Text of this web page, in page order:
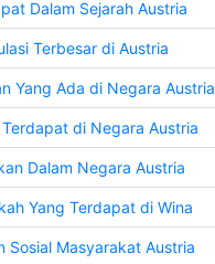
Dalam Sejarah Austria
Terbesar di Austria
Yang Ada di Negara Austria
di Negara Austria
Dalam Negara Austria
Yang Terdapat di Wina
Sosial Masyarakat Austria